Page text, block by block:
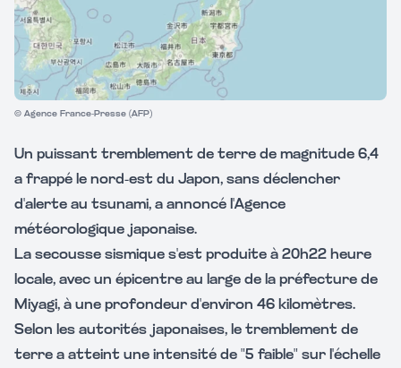
© Agence France-Presse (AFP)
Un puissant tremblement de terre de magnitude 6,4
a frappé le nord-est du Japon, sans déclencher
d'alerte au tsunami, a annoncé l'Agence
météorologique japonaise.
La secousse sismique s'est produite à 20h22 heure
locale, avec un épicentre au large de la préfecture de
Miyagi, à une profondeur d'environ 46 kilomètres.
Selon les autorités japonaises, le tremblement de
terre a atteint une intensité de "5 faible" sur l'échelle